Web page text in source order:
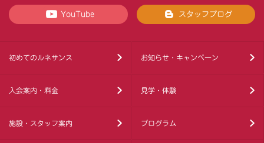
YouTube スタッフブログ
初めてのルネサンス お知らせ・キャンペーン
入会案内・料金 見学・体験
施設・スタッフ案内 プログラム